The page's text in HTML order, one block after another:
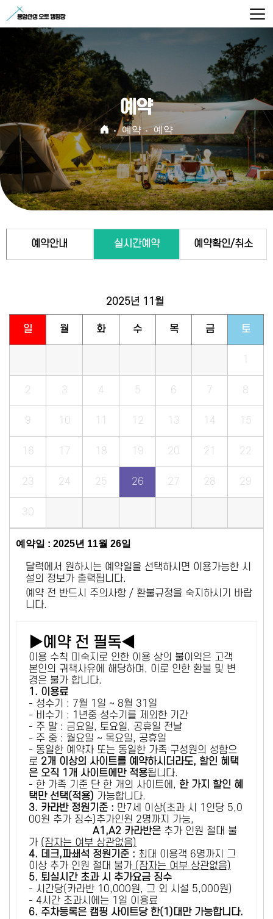
예약
예약 예약
예약안내 실시간예약 예약확인/취소
2025년 11월
일 월 화 수 목 금 토
1
2 3 4 5 6 7 8
9 10 11 12 13 14 15
16 17 18 19 20 21 22
23 24 25 26 27 28 29
30
예약일 : 2025년 11월 26일
달력에서 원하시는 예약일을 선택하시면 이용가능한 시
설의 정보가 출력됩니다.
예약 전 반드시 주의사항 / 환불규정을 숙지하시기 바랍
니다.
▶예약 전 필독◀
이용 수칙 미숙지로 인한 이용 상의 불이익은 고객
본인의 귀책사유에 해당하며, 이로 인한 환불 및 변
경은 불가 합니다.
1. 이용료
- 성수기 : 7월 1일 ~ 8월 31일
- 비수기 : 1년중 성수기를 제외한 기간
- 주 말 : 금요일, 토요일, 공휴일 전날
- 주 중 : 월요일 ~ 목요일, 공휴일
- 동일한 예약자 또는 동일한 가족 구성원의 성함으
로 2개 이상의 사이트를 예약하시더라도, 할인 혜택
은 오직 1개 사이트에만 적용됩니다.
- 한 가족 기준 단 한 개의 사이트에, 한 가지 할인 혜
택만 선택(적용) 가능합니다.
3. 카라반 정원기준 : 만7세 이상(초과 시 1인당 5,0
00원 추가 징수)추가인원 2명까지 가능,
A1,A2 카라반은 추가 인원 절대 불
가 (잠자는 여부 상관없음)
4. 데크,파쇄석 정원기준 : ​최대 이용객 6명까지 그
이상 추가 인원 절대 불가 (잠자는 여부 상관없음)
5. 퇴실시간 초과 시 추가요금 징수
- 시간당(카라반 10,000원, 그 외 시설 5,000원)
- 4시간 초과시에는 1일 이용료
6. 주차등록은 캠핑 사이트당 한(1)대만 가능합니다.